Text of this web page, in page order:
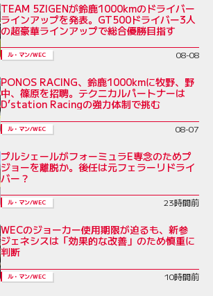
TEAM 5ZIGENが鈴鹿1000kmのドライバー
ラインアップを発表。GT500ドライバー3人
の超豪華ラインアップで総合優勝目指す
ル・マン/WEC 08-08
PONOS RACING、鈴鹿1000kmに牧野、野
中、篠原を招聘。テクニカルパートナーは
D’station Racingの強力体制で挑む
ル・マン/WEC 08-07
プルシェールがフォーミュラE専念のためプ
ジョーを離脱か。後任は元フェラーリドライ
バー？
ル・マン/WEC 23時間前
WECのジョーカー使用期限が迫るも、新参
ジェネシスは「効果的な改善」のため慎重に
判断
ル・マン/WEC 10時間前